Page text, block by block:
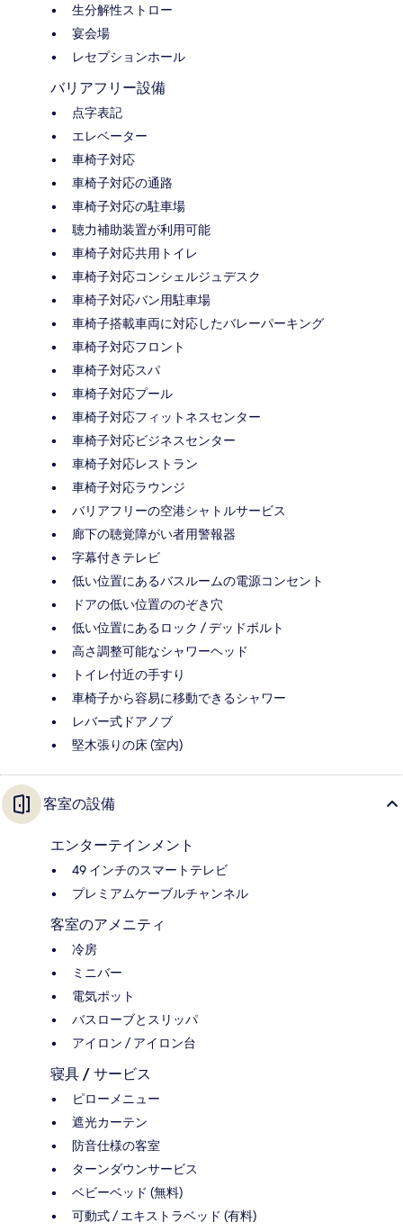
生分解性ストロー
宴会場
レセプションホール
バリアフリー設備
点字表記
エレベーター
車椅子対応
車椅子対応の通路
車椅子対応の駐車場
聴力補助装置が利用可能
車椅子対応共用トイレ
車椅子対応コンシェルジュデスク
車椅子対応バン用駐車場
車椅子搭載車両に対応したバレーパーキング
車椅子対応フロント
車椅子対応スパ
車椅子対応プール
車椅子対応フィットネスセンター
車椅子対応ビジネスセンター
車椅子対応レストラン
車椅子対応ラウンジ
バリアフリーの空港シャトルサービス
廊下の聴覚障がい者用警報器
字幕付きテレビ
低い位置にあるバスルームの電源コンセント
ドアの低い位置ののぞき穴
低い位置にあるロック / デッドボルト
高さ調整可能なシャワーヘッド
トイレ付近の手すり
車椅子から容易に移動できるシャワー
レバー式ドアノブ
堅木張りの床 (室内)
客室の設備
エンターテインメント
49 インチのスマートテレビ
プレミアムケーブルチャンネル
客室のアメニティ
冷房
ミニバー
電気ポット
バスローブとスリッパ
アイロン / アイロン台
寝具 / サービス
ピローメニュー
遮光カーテン
防音仕様の客室
ターンダウンサービス
ベビーベッド (無料)
可動式 / エキストラベッド (有料)